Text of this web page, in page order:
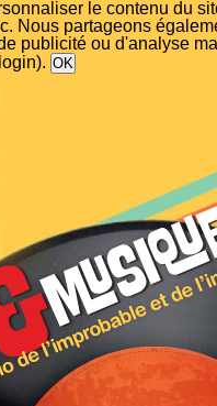
le contenu du
Nous partageons
publicité ou d'analyse